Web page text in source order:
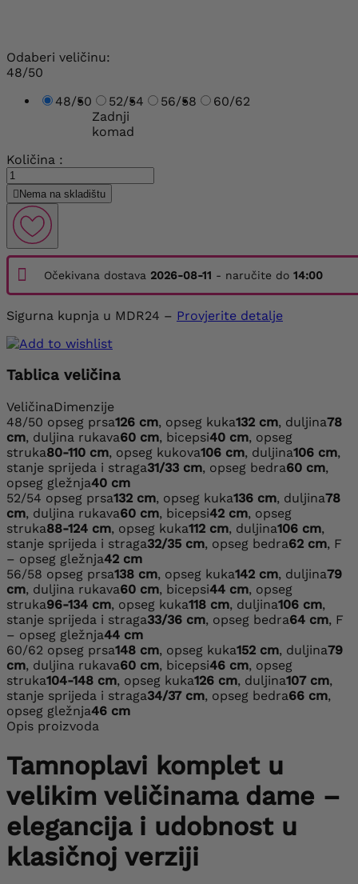
Odaberi veličinu:
48/50
48/50
52/54
Zadnji
komad
56/58 60/62
Količina :
Nema na skladištu
Očekivana dostava 2026-08-11 - naručite do 14:00
Sigurna kupnja u MDR24 – Provjerite detalje
Tablica veličina
VeličinaDimenzije
48/50 opseg prsa126 cm, opseg kuka132 cm, duljina78
cm, duljina rukava60 cm, bicepsi40 cm, opseg
struka80-110 cm, opseg kukova106 cm, duljina106 cm,
stanje sprijeda i straga31/33 cm, opseg bedra60 cm,
opseg gležnja40 cm
52/54 opseg prsa132 cm, opseg kuka136 cm, duljina78
cm, duljina rukava60 cm, bicepsi42 cm, opseg
struka88-124 cm, opseg kuka112 cm, duljina106 cm,
stanje sprijeda i straga32/35 cm, opseg bedra62 cm, F
– opseg gležnja42 cm
56/58 opseg prsa138 cm, opseg kuka142 cm, duljina79
cm, duljina rukava60 cm, bicepsi44 cm, opseg
struka96-134 cm, opseg kuka118 cm, duljina106 cm,
stanje sprijeda i straga33/36 cm, opseg bedra64 cm, F
– opseg gležnja44 cm
60/62 opseg prsa148 cm, opseg kuka152 cm, duljina79
cm, duljina rukava60 cm, bicepsi46 cm, opseg
struka104-148 cm, opseg kuka126 cm, duljina107 cm,
stanje sprijeda i straga34/37 cm, opseg bedra66 cm,
opseg gležnja46 cm
Opis proizvoda
Tamnoplavi komplet u
velikim veličinama dame –
elegancija i udobnost u
klasičnoj verziji